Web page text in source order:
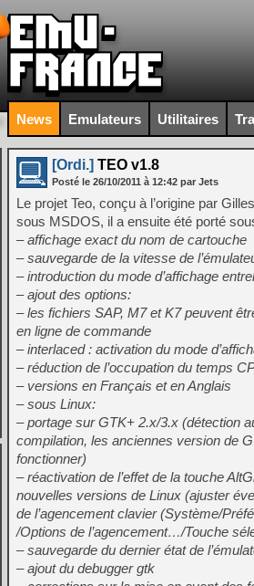
News Emulateurs Utilitaires
[Ordi.] TEO v1.8
Posté le 26/10/2011 à 12:42 par Jets
Le projet Teo, conçu à l’origine par
sous MSDOS, il a ensuite été porté
– affichage exact du nom de cartouche
– sauvegarde de la vitesse de
– introduction du mode d’affichage
– ajout des options:
– les fichiers SAP, M7 et K7 peuvent
en ligne de commande
– interlaced : activation du mode
– réduction de l’occupation du temps
– versions en Français et en Anglais
– sous Linux:
– portage sur GTK+ 2.x/3.x (détection
compilation, les anciennes version de
fonctionner)
– réactivation de l’effet de la touche
nouvelles versions de Linux (ajuster
de l’agencement clavier (Système/
/Options de l’agencement…/Touche
– sauvegarde du dernier état de
– ajout du debugger gtk